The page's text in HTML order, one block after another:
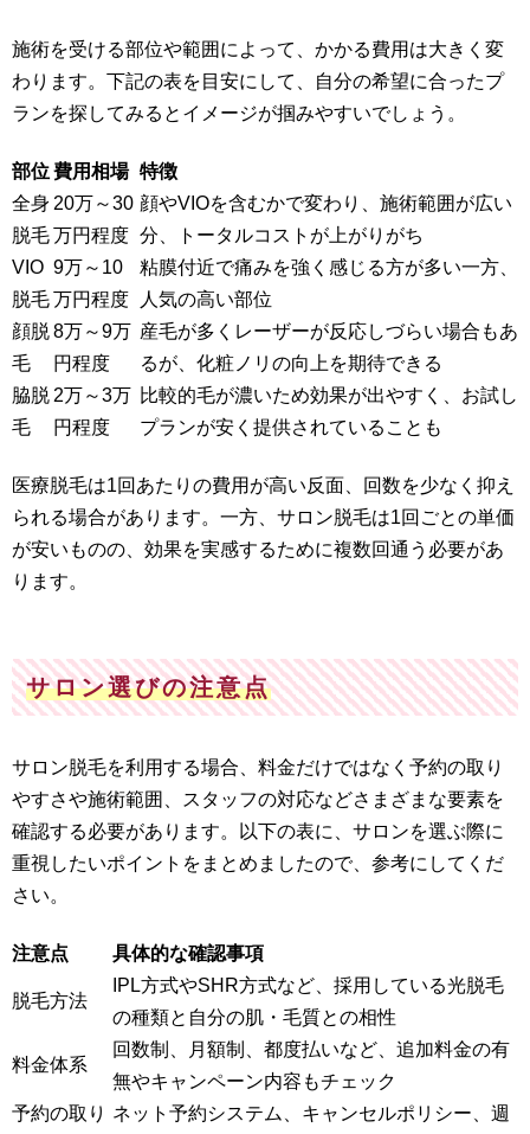
施術を受ける部位や範囲によって、かかる費用は大きく変
わります。下記の表を目安にして、自分の希望に合ったプ
ランを探してみるとイメージが掴みやすいでしょう。
部位費用相場 特徴
全身
脱毛
20万～30
万円程度
顔やVIOを含むかで変わり、施術範囲が広い
分、トータルコストが上がりがち
VIO
脱毛
9万～10
万円程度
粘膜付近で痛みを強く感じる方が多い一方、
人気の高い部位
顔脱
毛
8万～9万
円程度
産毛が多くレーザーが反応しづらい場合もあ
るが、化粧ノリの向上を期待できる
脇脱
毛
2万～3万
円程度
比較的毛が濃いため効果が出やすく、お試し
プランが安く提供されていることも
医療脱毛は1回あたりの費用が高い反面、回数を少なく抑え
られる場合があります。一方、サロン脱毛は1回ごとの単価
が安いものの、効果を実感するために複数回通う必要があ
ります。
サロン選びの注意点
サロン脱毛を利用する場合、料金だけではなく予約の取り
やすさや施術範囲、スタッフの対応などさまざまな要素を
確認する必要があります。以下の表に、サロンを選ぶ際に
重視したいポイントをまとめましたので、参考にしてくだ
さい。
注意点 具体的な確認事項
脱毛方法
IPL方式やSHR方式など、採用している光脱毛
の種類と自分の肌・毛質との相性
料金体系
回数制、月額制、都度払いなど、追加料金の有
無やキャンペーン内容もチェック
予約の取り ネット予約システム、キャンセルポリシー、週